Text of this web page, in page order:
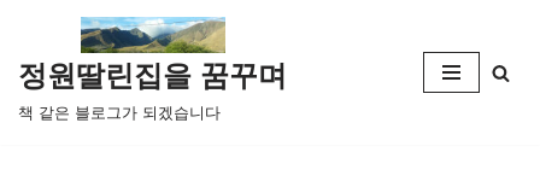
콘
텐
츠
정원딸린집을 꿈꾸며
책 같은 블로그가 되겠습니다